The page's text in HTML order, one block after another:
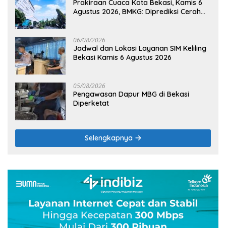
Prakiraan Cuaca Kota Bekasi, Kamis 6
Agustus 2026, BMKG: Diprediksi Cerah
06/08/2026
Jadwal dan Lokasi Layanan SIM Keliling
Bekasi Kamis 6 Agustus 2026
05/08/2026
Pengawasan Dapur MBG di Bekasi
Diperketat
Selengkapnya